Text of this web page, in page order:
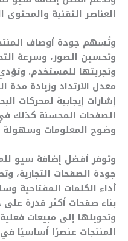
العناصر التقنية
وتُسهم جودة أوصاف
وتحسين الصور، وسرعة
وتجربتها للمستخدم.
معدل الارتداد وزيادة مدة
إشارات إيجابية لمحركات
الصفحات المحسنة كذلك
وضوح المعلومات وسهولة
وتوفر أفضل إضافة سيو
جودة الصفحات التجارية،
أداء الكلمات المفتاحية
بناء صفحات أكثر قدرة
وتحويلها إلى مبيعات
المنتجات عنصرًا أساسيًا